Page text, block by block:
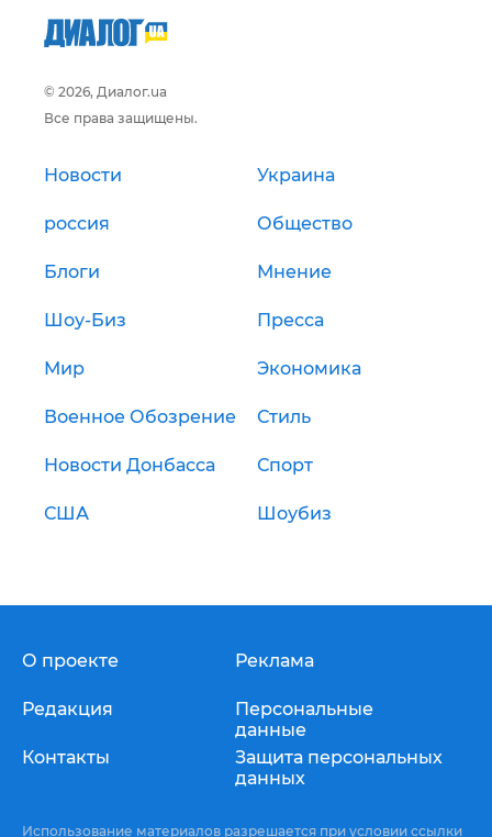
© 2026, Диалог.ua
Все права защищены.
Новости Украина
россия Общество
Блоги Мнение
Шоу-Биз Пресса
Мир Экономика
Военное Обозрение Стиль
Новости Донбасса Спорт
США Шоубиз
О проекте
Редакция
Контакты
Реклама
Персональные
данные
Защита персональных
данных
Использование материалов разрешается при условии ссылки